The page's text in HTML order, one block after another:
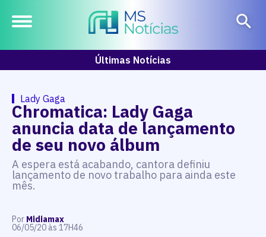
Últimas Notícias
Lady Gaga
Chromatica: Lady Gaga
anuncia data de lançamento
de seu novo álbum
A espera está acabando, cantora definiu
lançamento de novo trabalho para ainda este
mês.
Por Midiamax
06/05/20 às 17H46